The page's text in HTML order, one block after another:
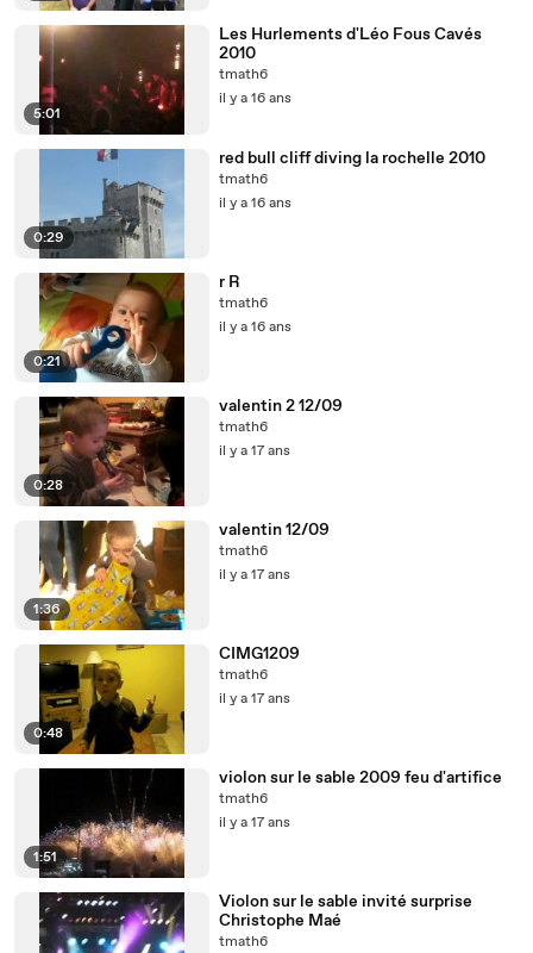
5:01
Les Hurlements d'Léo Fous Cavés
2010
tmath6
il y a 16 ans
0:29
red bull cliff diving la rochelle 2010
tmath6
il y a 16 ans
0:21
r R
tmath6
il y a 16 ans
0:28
valentin 2 12/09
tmath6
il y a 17 ans
1:36
valentin 12/09
tmath6
il y a 17 ans
0:48
CIMG1209
tmath6
il y a 17 ans
1:51
violon sur le sable 2009 feu d'artifice
tmath6
il y a 17 ans
Violon sur le sable invité surprise
Christophe Maé
tmath6